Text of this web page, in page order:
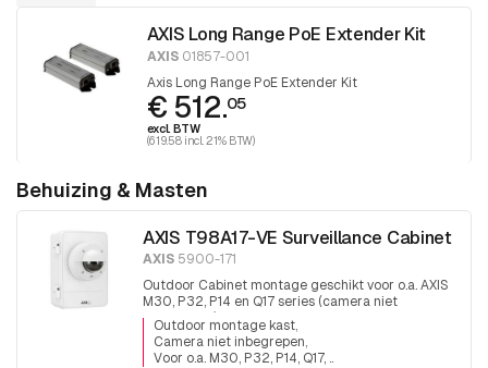
AXIS Long Range PoE Extender Kit
AXIS01857-001
Axis Long Range PoE Extender Kit
€ 512.05
excl. BTW
(619.58 incl. 21% BTW)
Behuizing & Masten
AXIS T98A17-VE Surveillance Cabinet
AXIS 5900-171
Outdoor Cabinet montage geschikt voor o.a. AXIS
M30, P32, P14 en Q17 series (camera niet
inbegrepen).
Outdoor montage kast
Camera niet inbegrepen
Voor o.a. M30, P32, P14, Q17, ..